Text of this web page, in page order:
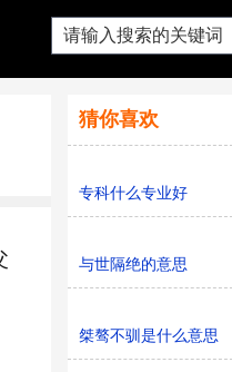
猜你喜欢
专科什么专业好
与世隔绝的意思
桀骜不驯是什么意思